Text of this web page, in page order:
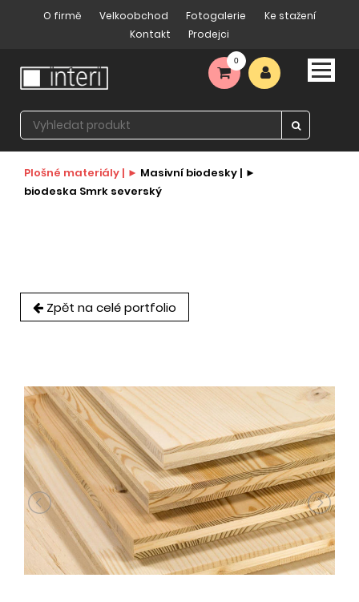
O firmě Velkoobchod Fotogalerie
Ke stažení
Kontakt
Prodejci
0
Plošné materiály |
Masivní biodesky |
biodeska Smrk severský
Zpět na celé portfolio